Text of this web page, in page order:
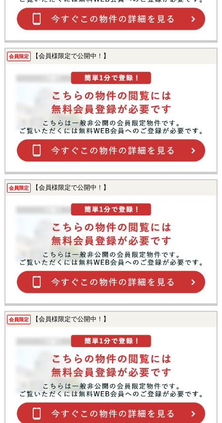
会員限定 【会員様限定で公開中！】
会員限定 【会員様限定で公開中！】
会員限定 【会員様限定で公開中！】